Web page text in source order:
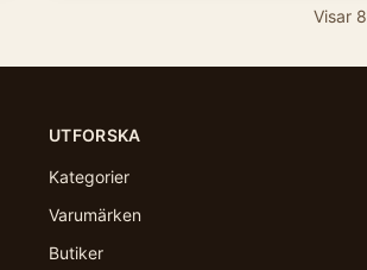
Visar 8
UTFORSKA
Kategorier
Varumärken
Butiker